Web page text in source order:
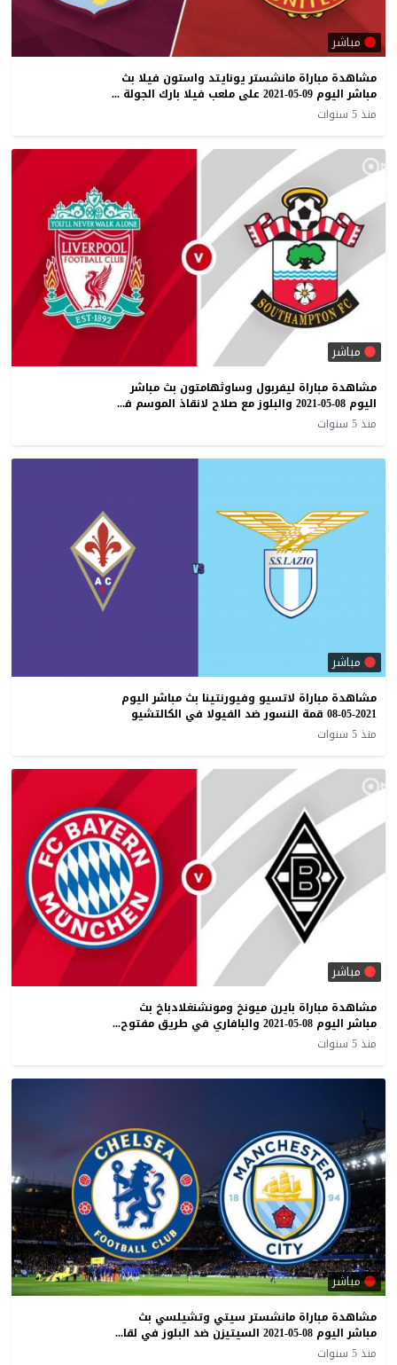
مباشر
مشاهدة مباراة مانشستر يونايتد واستون فيلا بث
مباشر اليوم 09-05-2021 على ملعب فيلا بارك الجولة 35 من البريمرليج
منذ 5 سنوات
مباشر
مشاهدة مباراة ليفربول وساوثهامتون بث مباشر
اليوم 08-05-2021 والبلوز مع صلاح لانقاذ الموسم في البريمرليج
منذ 5 سنوات
مباشر
مشاهدة مباراة لاتسيو وفيورنتينا بث مباشر اليوم
08-05-2021 قمة النسور ضد الفيولا في الكالتشيو
منذ 5 سنوات
مباشر
مشاهدة مباراة بايرن ميونخ ومونشنغلادباخ بث
مباشر اليوم 08-05-2021 والبافاري في طريق مفتوح للفوز بالبوندسليجا
منذ 5 سنوات
مباشر
مشاهدة مباراة مانشستر سيتي وتشيلسي بث
مباشر اليوم 08-05-2021 السيتيزن ضد البلوز في لقاء البريمرليج قبل دوري الابطال
منذ 5 سنوات